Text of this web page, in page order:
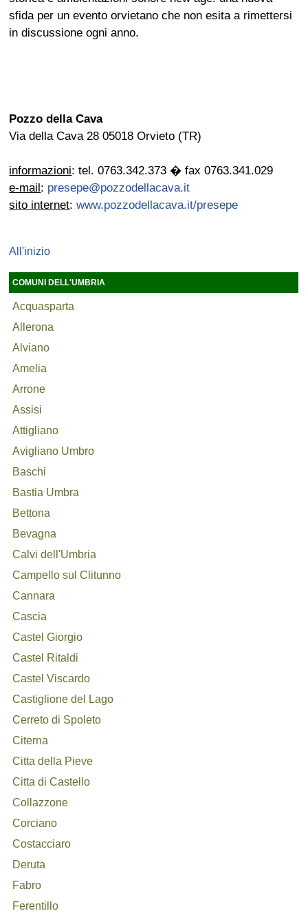
sfida per un evento orvietano che non esita a rimettersi
in discussione ogni anno.
Pozzo della Cava
Via della Cava 28 05018 Orvieto (TR)
informazioni: tel. 0763.342.373 � fax 0763.341.029
e-mail: presepe@pozzodellacava.it
sito internet:www.pozzodellacava.it/presepe
All'inizio
COMUNI DELL'UMBRIA
Acquasparta
Allerona
Alviano
Amelia
Arrone
Assisi
Attigliano
Avigliano Umbro
Baschi
Bastia Umbra
Bettona
Bevagna
Calvi dell'Umbria
Campello sul Clitunno
Cannara
Cascia
Castel Giorgio
Castel Ritaldi
Castel Viscardo
Castiglione del Lago
Cerreto di Spoleto
Citerna
Citta della Pieve
Citta di Castello
Collazzone
Corciano
Costacciaro
Deruta
Fabro
Ferentillo